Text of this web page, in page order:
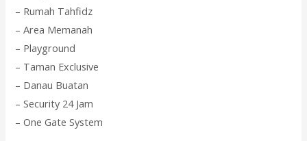
– Rumah Tahfidz
– Area Memanah
– Playground
– Taman Exclusive
– Danau Buatan
– Security 24 Jam
– One Gate System